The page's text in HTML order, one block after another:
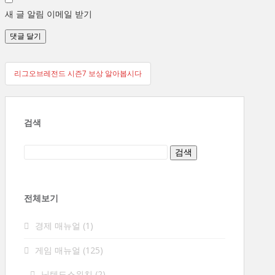
새 글 알림 이메일 받기
글
탐
리그오브레전드 시즌7 보상 알아봅시다
검색
전체보기
경제 매뉴얼 (1)
게임 매뉴얼 (125)